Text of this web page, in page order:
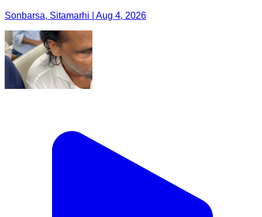
Sonbarsa, Sitamarhi | Aug 4, 2026